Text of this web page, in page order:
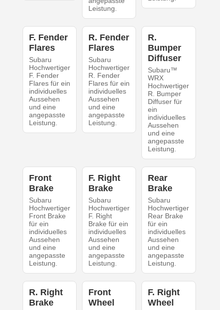
Leistung.
F. Fender
Flares
Subaru
Hochwertiger
F. Fender
Flares für ein
individuelles
Aussehen
und eine
angepasste
Leistung.
R. Fender
Flares
Subaru
Hochwertiger
R. Fender
Flares für ein
individuelles
Aussehen
und eine
angepasste
Leistung.
R.
Bumper
Diffuser
Subaru™
WRX
Hochwertiger
R. Bumper
Diffuser für
ein
individuelles
Aussehen
und eine
angepasste
Leistung.
Front
Brake
Subaru
Hochwertiger
Front Brake
für ein
individuelles
Aussehen
und eine
angepasste
Leistung.
F. Right
Brake
Subaru
Hochwertiger
F. Right
Brake für ein
individuelles
Aussehen
und eine
angepasste
Leistung.
Rear
Brake
Subaru
Hochwertiger
Rear Brake
für ein
individuelles
Aussehen
und eine
angepasste
Leistung.
R. Right
Brake
Front
Wheel
F. Right
Wheel